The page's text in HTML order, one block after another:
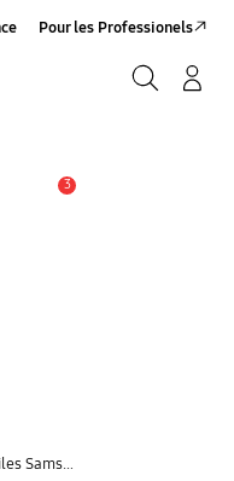
Pour les Professionels
3
Galaxy